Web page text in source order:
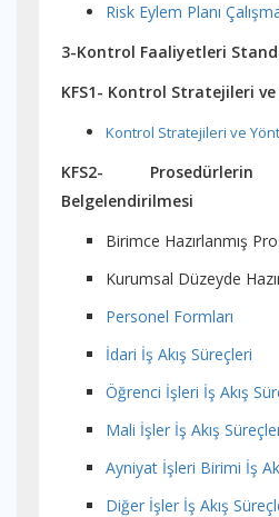
Risk Eylem Planı
3-Kontrol Faaliyetleri
KFS1- Kontrol Stratejileri
Kontrol Stratejileri ve
KFS2-
Belgelendirilmesi
Birimce Hazırlanmış
Kurumsal Düzeyde
Personel Formları
İdari İş Akış Süreçleri
Öğrenci İşleri İş Akış
Mali İşler İş Akış
Ayniyat İşleri Birimi İş
Diğer İşler İş Akış